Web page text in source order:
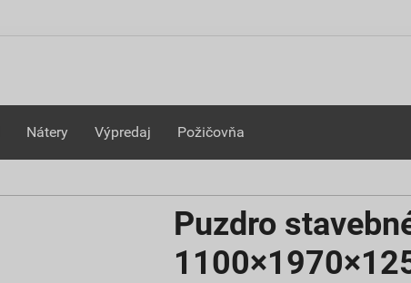
Nátery Výpredaj Požičovňa
Puzdro